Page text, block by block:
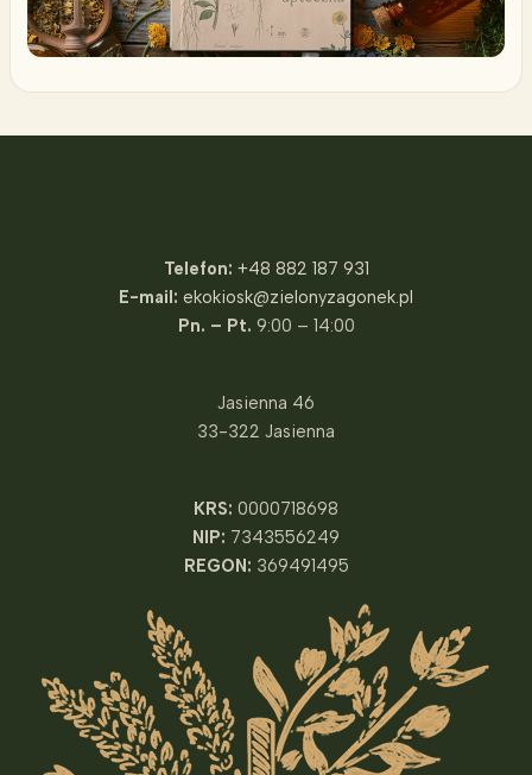
Telefon: +48 882 187 931
E-mail: ekokiosk@zielonyzagonek.pl
Pn. – Pt. 9:00 – 14:00
Jasienna 46
33-322 Jasienna
KRS: 0000718698
NIP: 7343556249
REGON: 369491495